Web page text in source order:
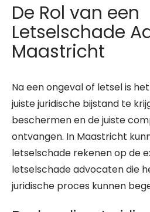
De Rol van een
Letselschade
Maastricht
Na een ongeval of letsel is
juiste juridische bijstand te
beschermen en de juiste
ontvangen. In Maastricht
letselschade rekenen op de
letselschade advocaten die
juridische proces kunnen